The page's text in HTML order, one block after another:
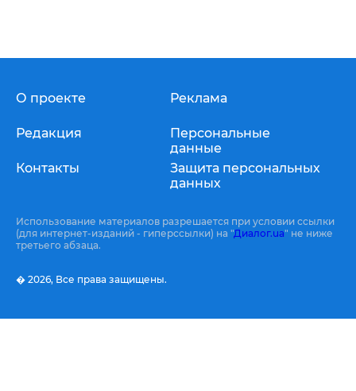
О проекте
Редакция
Контакты
Реклама
Персональные
данные
Защита персональных
данных
Использование материалов разрешается при условии ссылки
(для интернет-изданий - гиперссылки) на "Диалог.ua" не ниже
третьего абзаца.
� 2026, Все права защищены.